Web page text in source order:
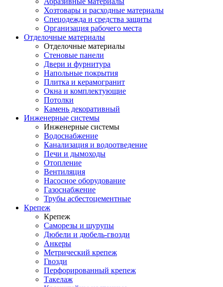
Хозтовары и расходные материалы
Спецодежда и средства защиты
Организация рабочего места
Отделочные материалы
Отделочные материалы
Стеновые панели
Двери и фурнитура
Напольные покрытия
Плитка и керамогранит
Окна и комплектующие
Потолки
Камень декоративный
Инженерные системы
Инженерные системы
Водоснабжение
Канализация и водоотведение
Печи и дымоходы
Отопление
Вентиляция
Насосное оборудование
Газоснабжение
Трубы асбестоцементные
Крепеж
Крепеж
Саморезы и шурупы
Дюбели и дюбель-гвозди
Анкеры
Метрический крепеж
Гвозди
Перфорированный крепеж
Такелаж